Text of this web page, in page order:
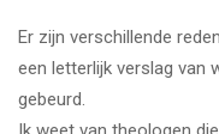
Er zijn verschillende
een letterlijk verslag van
gebeurd.